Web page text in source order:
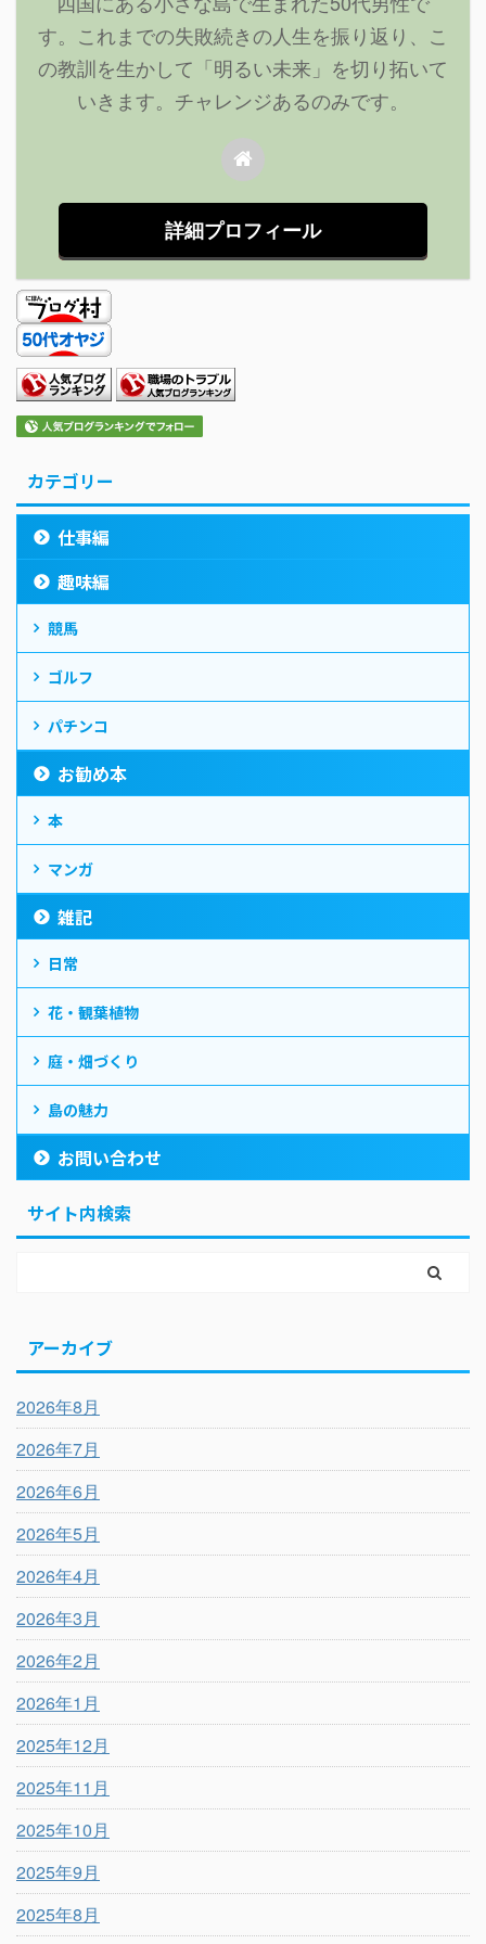
す。これまでの失敗続きの人生を振り返り、こ
の教訓を生かして「明るい未来」を切り拓いて
いきます。チャレンジあるのみです。
詳細プロフィール
カテゴリー
仕事編
趣味編
競馬
ゴルフ
パチンコ
お勧め本
本
マンガ
雑記
日常
花・観葉植物
庭・畑づくり
島の魅力
お問い合わせ
サイト内検索
アーカイブ
2026年8月
2026年7月
2026年6月
2026年5月
2026年4月
2026年3月
2026年2月
2026年1月
2025年12月
2025年11月
2025年10月
2025年9月
2025年8月